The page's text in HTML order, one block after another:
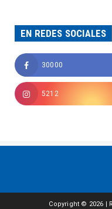
EN REDES SOCIALES
30000
5212
Copyright © 2026 |